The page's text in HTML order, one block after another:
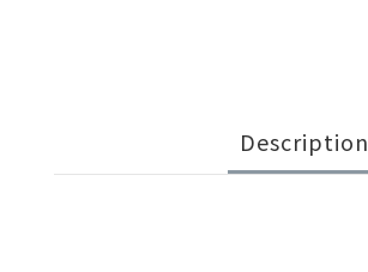
Description